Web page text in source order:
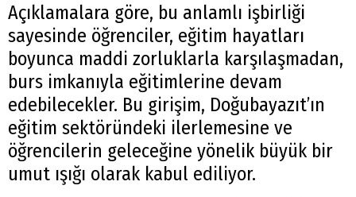
Açıklamalara göre, bu anlamlı işbirliği
sayesinde öğrenciler, eğitim hayatları
boyunca maddi zorluklarla karşılaşmadan,
burs imkanıyla eğitimlerine devam
edebilecekler. Bu girişim, Doğubayazıt’ın
eğitim sektöründeki ilerlemesine ve
öğrencilerin geleceğine yönelik büyük bir
umut ışığı olarak kabul ediliyor.